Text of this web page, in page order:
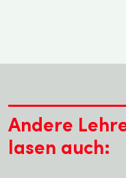
Andere
lasen auch: